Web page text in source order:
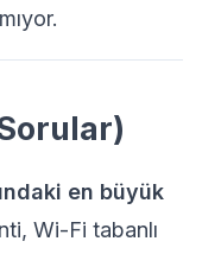
en büyük
Wi-Fi tabanlı